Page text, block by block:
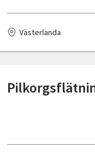
Västerlanda